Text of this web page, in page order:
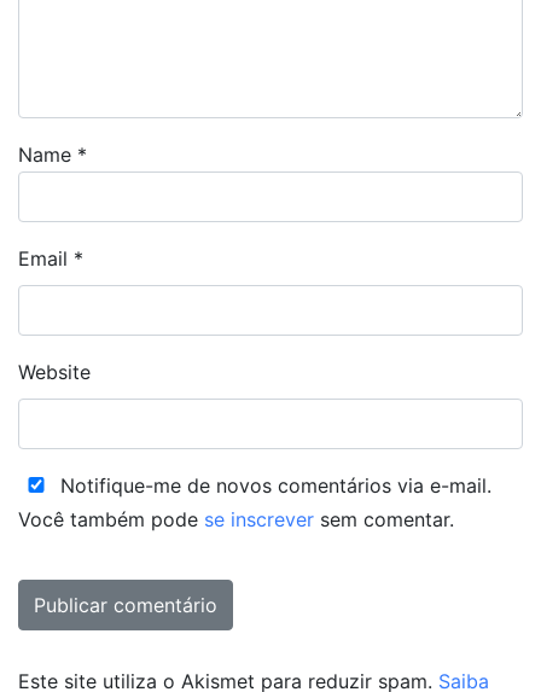
Name *
Email *
Website
Notifique-me de novos comentários via e-mail.
Você também pode se inscrever sem comentar.
Este site utiliza o Akismet para reduzir spam. Saiba